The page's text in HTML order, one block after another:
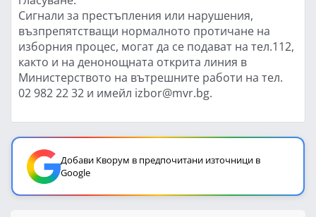
Сигнали за престъпления или нарушения,
възпрепятстващи нормалното протичане на
изборния процес, могат да се подават на тел.112,
както и на денонощната открита линия в
Министерството на вътрешните работи на тел.
02 982 22 32 и имейл izbor@mvr.bg.
Добави Кворум в предпочитани източници в
Google